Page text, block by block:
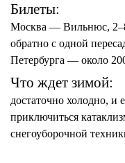
Билеты:
Москва — Вильнюс, 2–8
обратно с одной
Петербурга — около
Что ждет зимой:
достаточно холодно, и
приключиться
снегоуборочной